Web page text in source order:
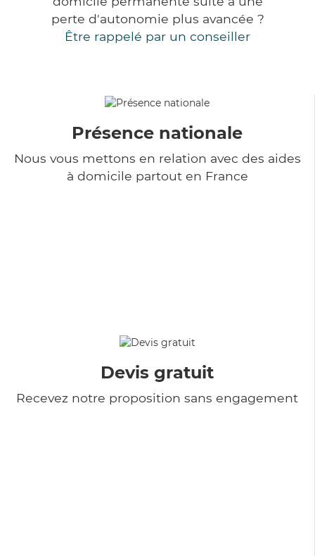
perte d'autonomie plus avancée ?
Être rappelé par un conseiller
Présence nationale
Nous vous mettons en relation avec des aides
à domicile partout en France
Devis gratuit
Recevez notre proposition sans engagement